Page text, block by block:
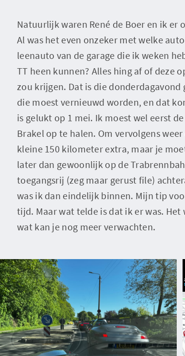
Natuurlijk waren René de Boer en ik er
Al was het even onzeker met welke
leenauto van de garage die ik weken
TT heen kunnen? Alles hing af of deze
zou krijgen. Dat is die
die moest vernieuwd worden, en dat
is gelukt op 1 mei. Ik moest wel eerst
Brakel op te halen. Om vervolgens
kleine 150 kilometer extra, maar je
later dan gewoonlijk op de
toegangsrij (zeg maar gerust file)
was ik dan eindelijk binnen. Mijn tip
tijd. Maar wat telde is dat ik er was.
wat kan je nog meer verwachten.